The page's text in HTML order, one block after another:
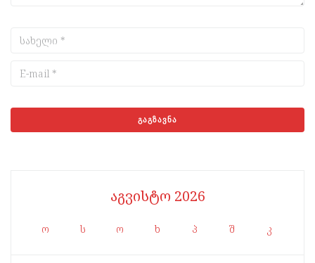
აგვისტო 2026
ო ს ო ხ პ შ კ